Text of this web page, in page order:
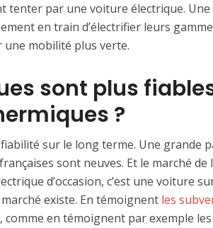
tenter par une voiture électrique.
en train d’électrifier leurs
mobilité plus verte.
sont plus
?
sur le long terme. Une grande
sont neuves. Et le marché de
d’occasion, c’est une voiture
existe. En témoignent les
, comme en témoignent par exemple